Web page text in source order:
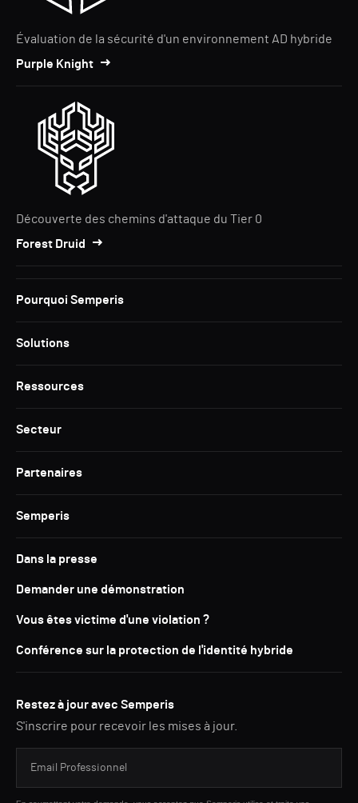
Évaluation de la sécurité d'un environnement AD hybride
Purple Knight
Découverte des chemins d'attaque du Tier 0
Forest Druid
Pourquoi Semperis
Solutions
Ressources
Secteur
Partenaires
Semperis
Dans la presse
Demander une démonstration
Vous êtes victime d'une violation ?
Conférence sur la protection de l'identité hybride
Restez à jour avec Semperis
S'inscrire pour recevoir les mises à jour.